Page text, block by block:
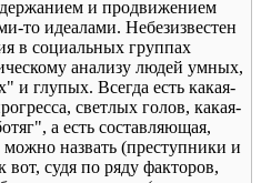
и продвижением
то идеалами. Небезизвестен
в социальных группах
анализу людей умных,
и глупых. Всегда есть какая-
светлых голов, какая-
а есть составляющая,
назвать (преступники и
вот, судя по ряду факторов,